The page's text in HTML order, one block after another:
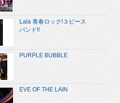
Lala 青春ロック!３ピース
バンド!!
PURPLE BUBBLE
EVE OF THE LAIN